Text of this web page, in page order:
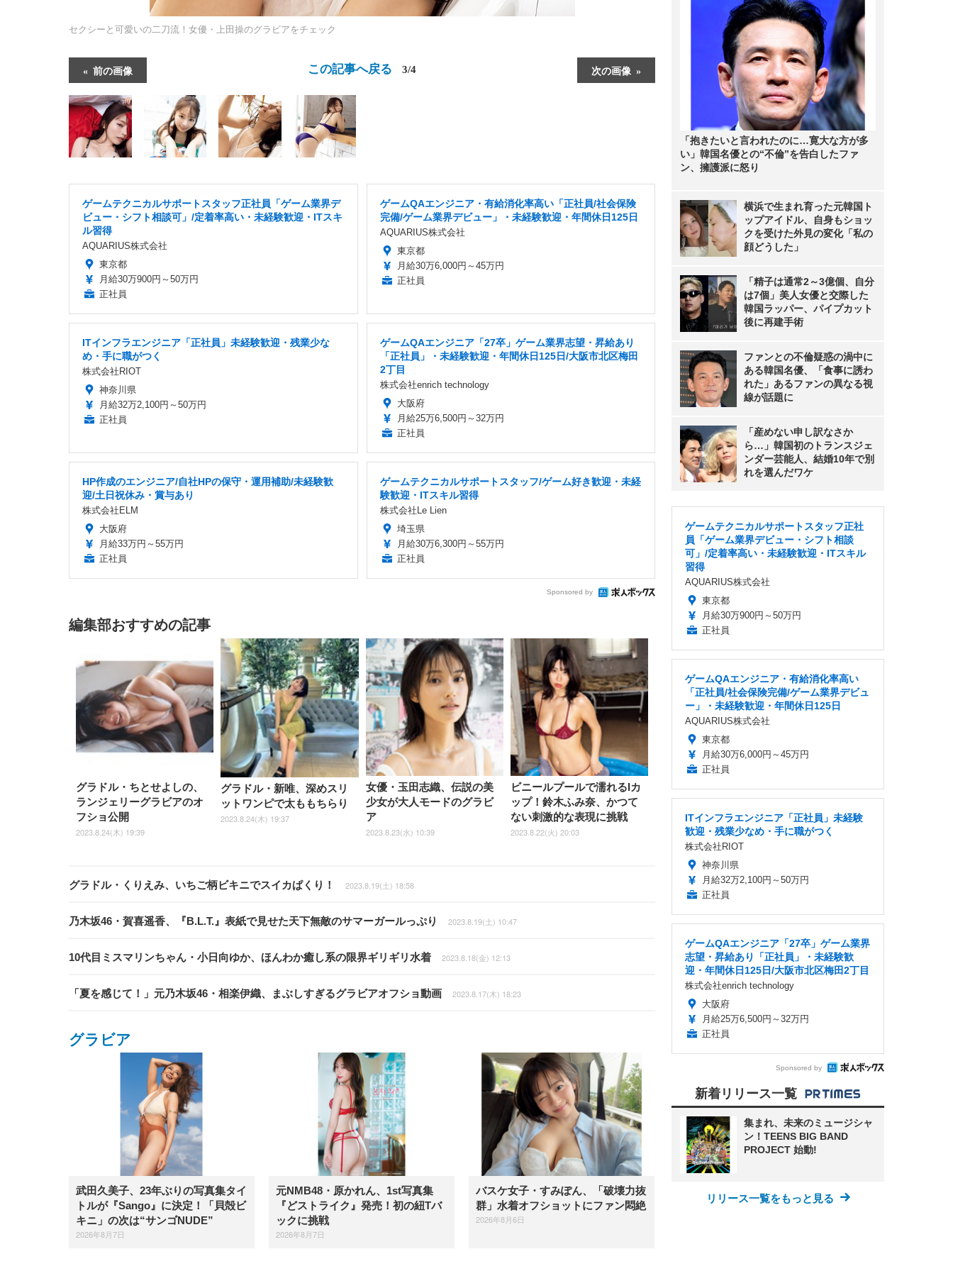
セクシーと可愛いの二刀流！女優・上田操のグラビアをチェック
前の画像 次の画像
この記事へ戻る 3/4
ゲームテクニカルサポートスタッフ正社員「ゲーム業界デ
ビュー・シフト相談可」/定着率高い・未経験歓迎・ITスキ
ル習得
AQUARIUS株式会社
東京都
月給30万900円～50万円
正社員
ゲームQAエンジニア・有給消化率高い「正社員/社会保険
完備/ゲーム業界デビュー」・未経験歓迎・年間休日125日
AQUARIUS株式会社
東京都
月給30万6,000円～45万円
正社員
ITインフラエンジニア「正社員」未経験歓迎・残業少な
め・手に職がつく
株式会社RIOT
神奈川県
月給32万2,100円～50万円
正社員
ゲームQAエンジニア「27卒」ゲーム業界志望・昇給あり
「正社員」・未経験歓迎・年間休日125日/大阪市北区梅田
2丁目
株式会社enrich technology
大阪府
月給25万6,500円～32万円
正社員
HP作成のエンジニア/自社HPの保守・運用補助/未経験歓
迎/土日祝休み・賞与あり
株式会社ELM
大阪府
月給33万円～55万円
正社員
ゲームテクニカルサポートスタッフ/ゲーム好き歓迎・未経
験歓迎・ITスキル習得
株式会社Le Lien
埼玉県
月給30万6,300円～55万円
正社員
Sponsored by
編集部おすすめの記事
グラドル・ちとせよしの、
ランジェリーグラビアのオ
フショ公開
2023.8.24(木) 19:39
グラドル・新唯、深めスリ
ットワンピで太ももちらり
2023.8.24(木) 19:37
女優・玉田志織、伝説の美
少女が大人モードのグラビ
ア
2023.8.23(水) 10:39
ビニールプールで濡れるIカ
ップ！鈴木ふみ奈、かつて
ない刺激的な表現に挑戦
2023.8.22(火) 20:03
グラドル・くりえみ、いちご柄ビキニでスイカぱくり！ 2023.8.19(土) 18:58
乃木坂46・賀喜遥香、『B.L.T.』表紙で見せた天下無敵のサマーガールっぷり 2023.8.19(土) 10:47
10代目ミスマリンちゃん・小日向ゆか、ほんわか癒し系の限界ギリギリ水着 2023.8.18(金) 12:13
「夏を感じて！」元乃木坂46・相楽伊織、まぶしすぎるグラビアオフショ動画 2023.8.17(木) 18:23
グラビア
武田久美子、23年ぶりの写真集タイ
トルが『Sango』に決定！「貝殻ビ
キニ」の次は“サンゴNUDE”
2026年8月7日
元NMB48・原かれん、1st写真集
『どストライク』発売！初の紐Tバ
ックに挑戦
2026年8月7日
バスケ女子・すみぽん、「破壊力抜
群」水着オフショットにファン悶絶
2026年8月6日
「抱きたいと言われたのに…寛大な方が多
い」韓国名優との“不倫”を告白したファ
ン、擁護派に怒り
横浜で生まれ育った元韓国ト
ップアイドル、自身もショッ
クを受けた外見の変化「私の
顔どうした」
「精子は通常2～3億個、自分
は7個」美人女優と交際した
韓国ラッパー、パイプカット
後に再建手術
ファンとの不倫疑惑の渦中に
ある韓国名優、「食事に誘わ
れた」あるファンの異なる視
線が話題に
「産めない申し訳なさか
ら…」韓国初のトランスジェ
ンダー芸能人、結婚10年で別
れを選んだワケ
ゲームテクニカルサポートスタッフ正社
員「ゲーム業界デビュー・シフト相談
可」/定着率高い・未経験歓迎・ITスキル
習得
AQUARIUS株式会社
東京都
月給30万900円～50万円
正社員
ゲームQAエンジニア・有給消化率高い
「正社員/社会保険完備/ゲーム業界デビュ
ー」・未経験歓迎・年間休日125日
AQUARIUS株式会社
東京都
月給30万6,000円～45万円
正社員
ITインフラエンジニア「正社員」未経験
歓迎・残業少なめ・手に職がつく
株式会社RIOT
神奈川県
月給32万2,100円～50万円
正社員
ゲームQAエンジニア「27卒」ゲーム業界
志望・昇給あり「正社員」・未経験歓
迎・年間休日125日/大阪市北区梅田2丁目
株式会社enrich technology
大阪府
月給25万6,500円～32万円
正社員
Sponsored by
新着リリース一覧
集まれ、未来のミュージシャ
ン！TEENS BIG BAND
PROJECT 始動!
リリース一覧をもっと見る